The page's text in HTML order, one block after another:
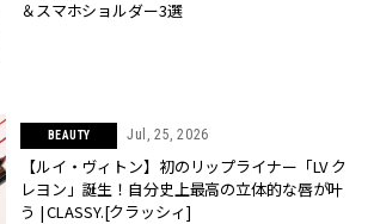
＆スマホショルダー3選
BEAUTY Jul, 25, 2026
【ルイ・ヴィトン】初のリップライナー「LV ク
レヨン」誕生！自分史上最高の立体的な唇が叶
う | CLASSY.[クラッシィ]